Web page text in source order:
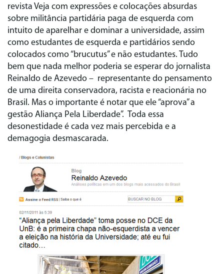
revista Veja com expressões e colocações absurdas
sobre militância partidária paga de esquerda com
intuito de aparelhar e dominar a universidade, assim
como estudantes de esquerda e partidários sendo
colocados como “brucutus” e não estudantes. Tudo
bem que nada melhor poderia se esperar do jornalista
Reinaldo de Azevedo – representante do pensamento
de uma direita conservadora, racista e reacionária no
Brasil. Mas o importante é notar que ele “aprova” a
gestão Aliança Pela Liberdade”. Toda essa
desonestidade é cada vez mais percebida e a
demagogia desmascarada.